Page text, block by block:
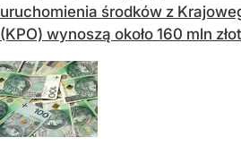
uruchomienia środków z
(KPO) wynoszą około 160 mln